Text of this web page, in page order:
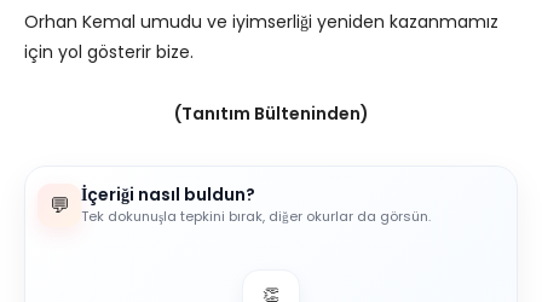
Orhan Kemal umudu ve iyimserliği yeniden kazanmamız
için yol gösterir bize.
(Tanıtım Bülteninden)
💬 İçeriği nasıl buldun?
Tek dokunuşla tepkini bırak, diğer okurlar da görsün.
👏